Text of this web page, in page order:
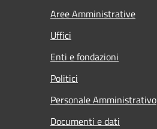
Aree Amministrative
Uffici
Enti e fondazioni
Politici
Personale Amministrativo
Documenti e dati